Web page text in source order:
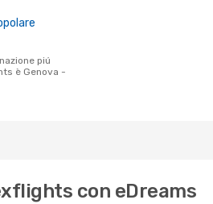
è Genova -
con eDreams